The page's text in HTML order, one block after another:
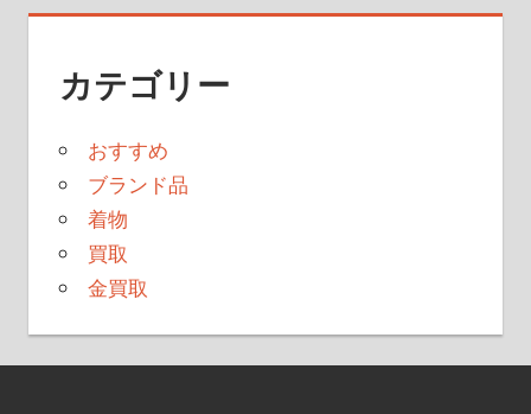
カテゴリー
おすすめ
ブランド品
着物
買取
金買取